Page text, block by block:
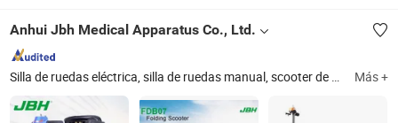
Anhui Jbh Medical Apparatus Co., Ltd.
Silla de ruedas eléctrica, silla de ruedas manual, scooter de movilidad, silla de ruedas de pie, silla de ruedas de fibra de carbono, batería de silla de ruedas, elevador de pacientes, ayuda para caminar, controlador de silla de ruedas, scooter plegable remoto Más +